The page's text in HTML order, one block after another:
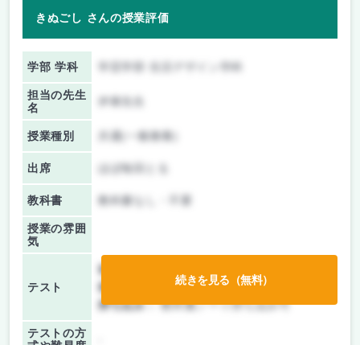
きぬごし さんの授業評価
学部 学科
担当の先生
名
授業種別 共通(一般教養)
出席 ほぼ毎回とる
教科書 教科書なし・不要
授業の雰囲
気
テスト
前期/中間：
後期/期末：
テストのみ
持ち込み：教科書ノート持ち込み可
テストの方
続きを見る（無料）